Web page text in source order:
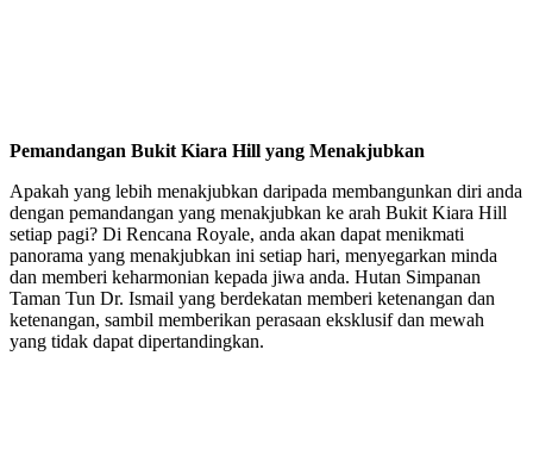
Pemandangan Bukit Kiara Hill yang Menakjubkan
Apakah yang lebih menakjubkan daripada membangunkan diri anda
dengan pemandangan yang menakjubkan ke arah Bukit Kiara Hill
setiap pagi? Di Rencana Royale, anda akan dapat menikmati
panorama yang menakjubkan ini setiap hari, menyegarkan minda
dan memberi keharmonian kepada jiwa anda. Hutan Simpanan
Taman Tun Dr. Ismail yang berdekatan memberi ketenangan dan
ketenangan, sambil memberikan perasaan eksklusif dan mewah
yang tidak dapat dipertandingkan.